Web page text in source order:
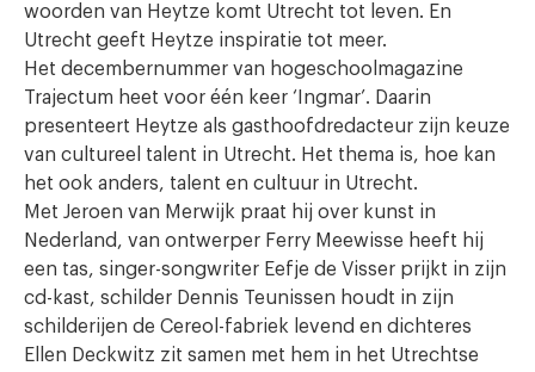
woorden van Heytze komt Utrecht tot leven. En
Utrecht geeft Heytze inspiratie tot meer.
Het decembernummer van hogeschoolmagazine
Trajectum heet voor één keer ‘Ingmar’. Daarin
presenteert Heytze als gasthoofdredacteur zijn keuze
van cultureel talent in Utrecht. Het thema is, hoe kan
het ook anders, talent en cultuur in Utrecht.
Met Jeroen van Merwijk praat hij over kunst in
Nederland, van ontwerper Ferry Meewisse heeft hij
een tas, singer-songwriter Eefje de Visser prijkt in zijn
cd-kast, schilder Dennis Teunissen houdt in zijn
schilderijen de Cereol-fabriek levend en dichteres
Ellen Deckwitz zit samen met hem in het Utrechtse